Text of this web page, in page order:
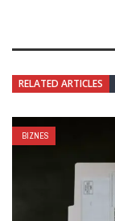
RELATED ARTICLES
BIZNES